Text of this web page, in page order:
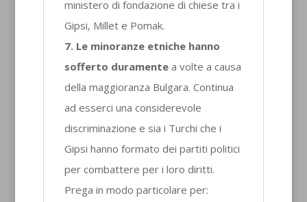
ministero di fondazione di chiese tra i
Gipsi, Millet e Pomak.
7. Le minoranze etniche hanno
sofferto duramentea volte a causa
della maggioranza Bulgara. Continua
ad esserci una considerevole
discriminazione e sia i Turchi che i
Gipsi hanno formato dei partiti politici
per combattere per i loro diritti.
Prega in modo particolare per: